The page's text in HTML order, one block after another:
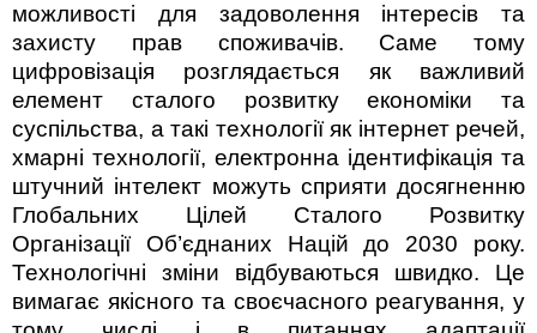
можливості для задоволення інтересів та
захисту прав споживачів. Саме тому
цифровізація розглядається як важливий
елемент сталого розвитку економіки та
суспільства, а такі технології як інтернет речей,
хмарні технології, електронна ідентифікація та
штучний інтелект можуть сприяти досягненню
Глобальних Цілей Сталого Розвитку
Організації Об’єднаних Націй до 2030 року.
Технологічні зміни відбуваються швидко. Це
вимагає якісного та своєчасного реагування, у